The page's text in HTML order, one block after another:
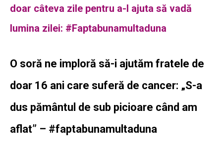
doar câteva zile pentru a-l ajuta să vadă
lumina zilei: #Faptabunamultaduna
O soră ne imploră să-i ajutăm fratele de
doar 16 ani care suferă de cancer: „S-a
dus pământul de sub picioare când am
aflat” – #faptabunamultaduna